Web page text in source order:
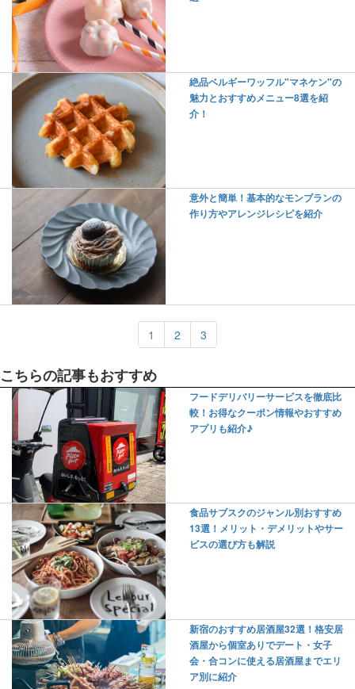
絶品ベルギーワッフル"マネケン"の
魅力とおすすめメニュー8選を紹
介！
意外と簡単！基本的なモンブランの
作り方やアレンジレシピを紹介
1 2 3
こちらの記事もおすすめ
フードデリバリーサービスを徹底比
較！お得なクーポン情報やおすすめ
アプリも紹介♪
食品サブスクのジャンル別おすすめ
13選！メリット・デメリットやサー
ビスの選び方も解説
新宿のおすすめ居酒屋32選！格安居
酒屋から個室ありでデート・女子
会・合コンに使える居酒屋までエリ
ア別に紹介